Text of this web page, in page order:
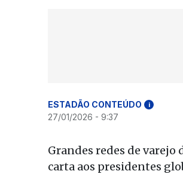
ESTADÃO CONTEÚDO i
27/01/2026 - 9:37
Grandes redes de varejo
carta aos presidentes